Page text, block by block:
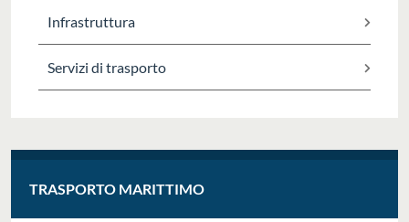
Infrastruttura
Servizi di trasporto
TRASPORTO MARITTIMO